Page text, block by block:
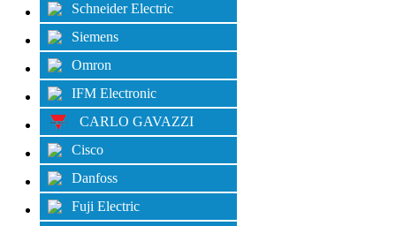
Schneider Electric
Siemens
Omron
IFM Electronic
CARLO GAVAZZI
Cisco
Danfoss
Fuji Electric